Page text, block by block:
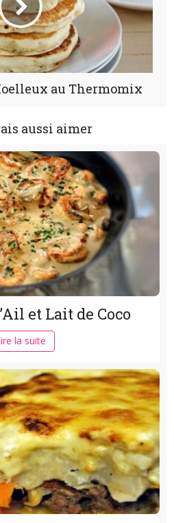
au Thermomix
aussi aimer
et Lait de Coco
la suite